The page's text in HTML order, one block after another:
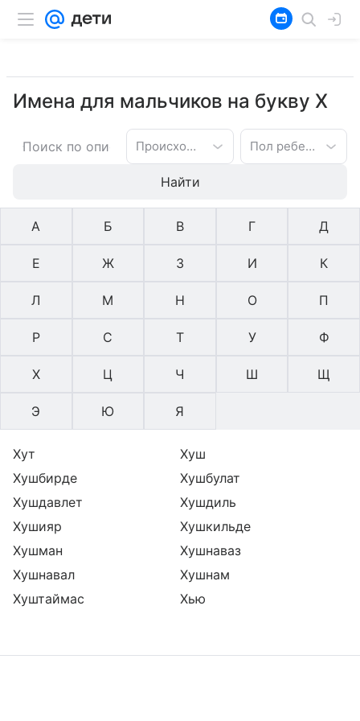
Имена для мальчиков на букву Х
Происхождение имени Пол ребенка
Найти
А Б В Г Д
Е Ж З И К
Л М Н О П
Р С Т У Ф
Х Ц Ч Ш Щ
Э Ю Я
Хут
Хуш
Хушбирде
Хушбулат
Хушдавлет
Хушдиль
Хушияр
Хушкильде
Хушман
Хушнаваз
Хушнавал
Хушнам
Хуштаймас
Хью